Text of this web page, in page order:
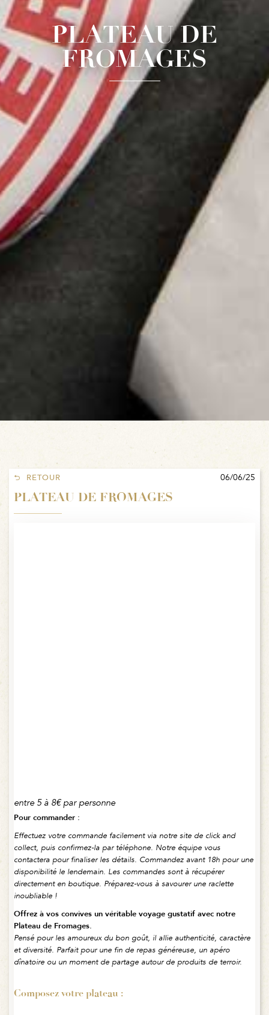
PLATEAU DE
FROMAGES
RETOUR 06/06/25
PLATEAU DE FROMAGES
entre 5 à 8€ par personne
Pour commander :
Effectuez votre commande facilement via notre site de click and
collect, puis confirmez-la par téléphone. Notre équipe vous
contactera pour finaliser les détails. Commandez avant 18h pour une
disponibilité le lendemain. Les commandes sont à récupérer
directement en boutique. Préparez-vous à savourer une raclette
inoubliable !
Offrez à vos convives un véritable voyage gustatif avec notre
Plateau de Fromages.
Pensé pour les amoureux du bon goût, il allie authenticité, caractère
et diversité. Parfait pour une fin de repas généreuse, un apéro
dînatoire ou un moment de partage autour de produits de terroir.
Composez votre plateau :